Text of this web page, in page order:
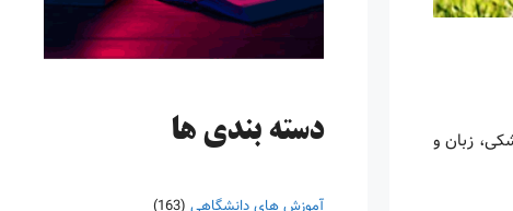
زبان و
دسته‌ بندی ها
آموزش های دانشگاهی (163)